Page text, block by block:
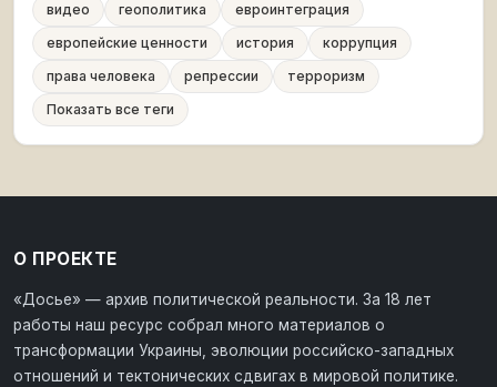
видео
геополитика
евроинтеграция
европейские ценности
история
коррупция
права человека
репрессии
терроризм
Показать все теги
О ПРОЕКТЕ
«Досье» — архив политической реальности. За 18 лет
работы наш ресурс собрал много материалов о
трансформации Украины, эволюции российско-западных
отношений и тектонических сдвигах в мировой политике.